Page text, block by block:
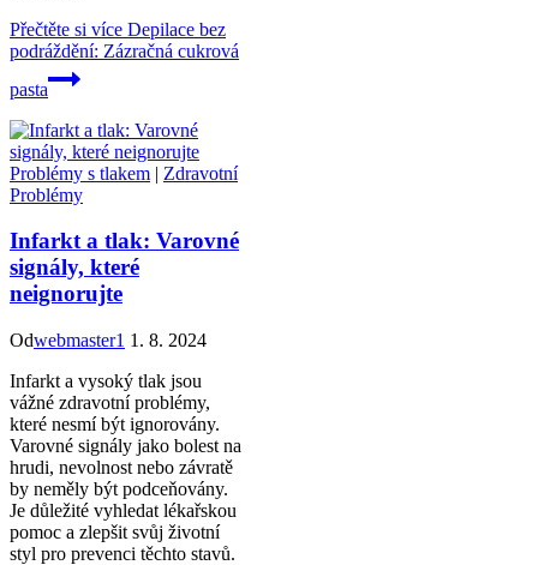
Přečtěte si více Depilace bez
podráždění: Zázračná cukrová
pasta
Problémy s tlakem | Zdravotní
Problémy
Infarkt a tlak: Varovné
signály, které
neignorujte
Odwebmaster1 1. 8. 2024
Infarkt a vysoký tlak jsou
vážné zdravotní problémy,
které nesmí být ignorovány.
Varovné signály jako bolest na
hrudi, nevolnost nebo závratě
by neměly být podceňovány.
Je důležité vyhledat lékařskou
pomoc a zlepšit svůj životní
styl pro prevenci těchto stavů.